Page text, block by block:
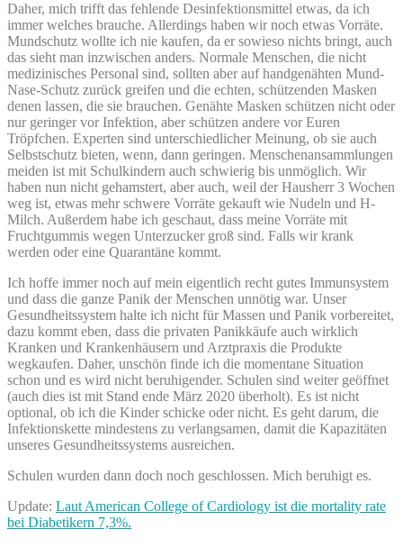
Daher, mich trifft das fehlende Desinfektionsmittel etwas, da ich
immer welches brauche. Allerdings haben wir noch etwas Vorräte.
Mundschutz wollte ich nie kaufen, da er sowieso nichts bringt, auch
das sieht man inzwischen anders. Normale Menschen, die nicht
medizinisches Personal sind, sollten aber auf handgenähten Mund-
Nase-Schutz zurück greifen und die echten, schützenden Masken
denen lassen, die sie brauchen. Genähte Masken schützen nicht oder
nur geringer vor Infektion, aber schützen andere vor Euren
Tröpfchen. Experten sind unterschiedlicher Meinung, ob sie auch
Selbstschutz bieten, wenn, dann geringen. Menschenansammlungen
meiden ist mit Schulkindern auch schwierig bis unmöglich. Wir
haben nun nicht gehamstert, aber auch, weil der Hausherr 3 Wochen
weg ist, etwas mehr schwere Vorräte gekauft wie Nudeln und H-
Milch. Außerdem habe ich geschaut, dass meine Vorräte mit
Fruchtgummis wegen Unterzucker groß sind. Falls wir krank
werden oder eine Quarantäne kommt.
Ich hoffe immer noch auf mein eigentlich recht gutes Immunsystem
und dass die ganze Panik der Menschen unnötig war. Unser
Gesundheitssystem halte ich nicht für Massen und Panik vorbereitet,
dazu kommt eben, dass die privaten Panikkäufe auch wirklich
Kranken und Krankenhäusern und Arztpraxis die Produkte
wegkaufen. Daher, unschön finde ich die momentane Situation
schon und es wird nicht beruhigender. Schulen sind weiter geöffnet
(auch dies ist mit Stand ende März 2020 überholt). Es ist nicht
optional, ob ich die Kinder schicke oder nicht. Es geht darum, die
Infektionskette mindestens zu verlangsamen, damit die Kapazitäten
unseres Gesundheitssystems ausreichen.
Schulen wurden dann doch noch geschlossen. Mich beruhigt es.
Update: Laut American College of Cardiology ist die mortality rate
bei Diabetikern 7,3%.